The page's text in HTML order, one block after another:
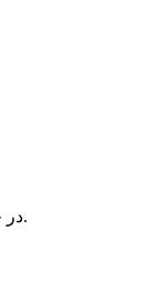
در حال حاضر سبد خرید شما خالی می‌باشد.